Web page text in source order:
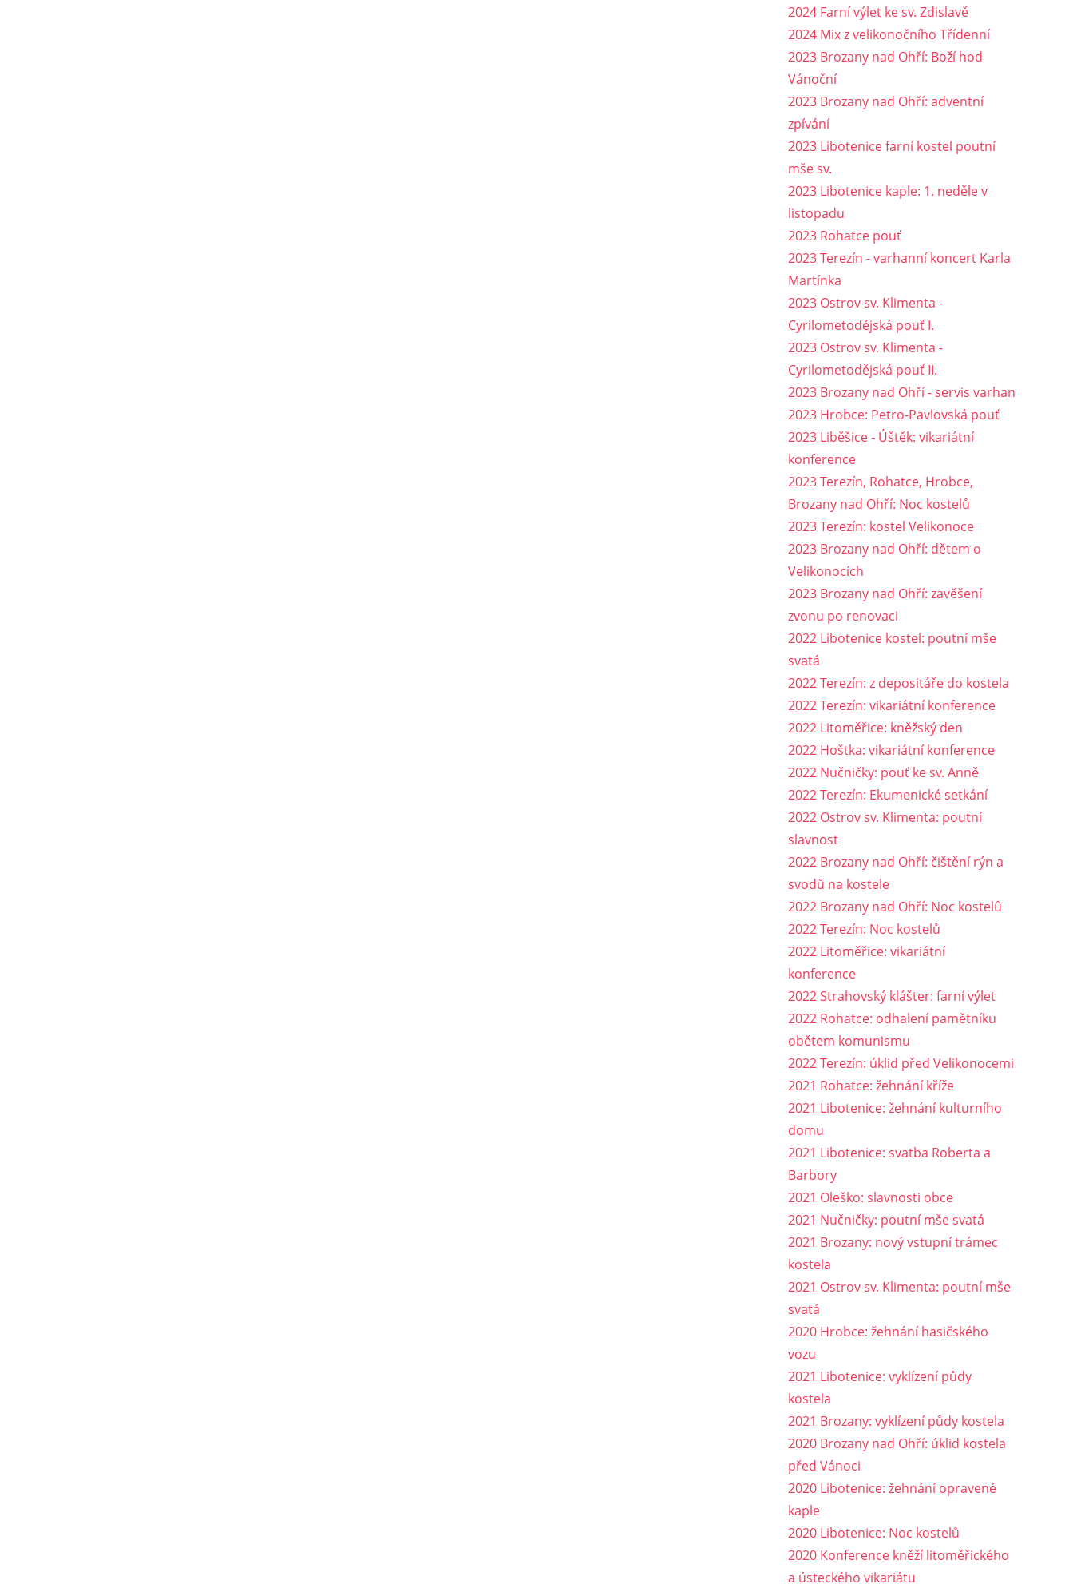
2024 Farní výlet ke sv. Zdislavě
2024 Mix z velikonočního Třídenní
2023 Brozany nad Ohří: Boží hod
Vánoční
2023 Brozany nad Ohří: adventní
zpívání
2023 Libotenice farní kostel poutní
mše sv.
2023 Libotenice kaple: 1. neděle v
listopadu
2023 Rohatce pouť
2023 Terezín - varhanní koncert Karla
Martínka
2023 Ostrov sv. Klimenta -
Cyrilometodějská pouť I.
2023 Ostrov sv. Klimenta -
Cyrilometodějská pouť II.
2023 Brozany nad Ohří - servis varhan
2023 Hrobce: Petro-Pavlovská pouť
2023 Liběšice - Úštěk: vikariátní
konference
2023 Terezín, Rohatce, Hrobce,
Brozany nad Ohří: Noc kostelů
2023 Terezín: kostel Velikonoce
2023 Brozany nad Ohří: dětem o
Velikonocích
2023 Brozany nad Ohří: zavěšení
zvonu po renovaci
2022 Libotenice kostel: poutní mše
svatá
2022 Terezín: z depositáře do kostela
2022 Terezín: vikariátní konference
2022 Litoměřice: kněžský den
2022 Hoštka: vikariátní konference
2022 Nučničky: pouť ke sv. Anně
2022 Terezín: Ekumenické setkání
2022 Ostrov sv. Klimenta: poutní
slavnost
2022 Brozany nad Ohří: čištění rýn a
svodů na kostele
2022 Brozany nad Ohří: Noc kostelů
2022 Terezín: Noc kostelů
2022 Litoměřice: vikariátní
konference
2022 Strahovský klášter: farní výlet
2022 Rohatce: odhalení pamětníku
obětem komunismu
2022 Terezín: úklid před Velikonocemi
2021 Rohatce: žehnání kříže
2021 Libotenice: žehnání kulturního
domu
2021 Libotenice: svatba Roberta a
Barbory
2021 Oleško: slavnosti obce
2021 Nučničky: poutní mše svatá
2021 Brozany: nový vstupní trámec
kostela
2021 Ostrov sv. Klimenta: poutní mše
svatá
2020 Hrobce: žehnání hasičského
vozu
2021 Libotenice: vyklízení půdy
kostela
2021 Brozany: vyklízení půdy kostela
2020 Brozany nad Ohří: úklid kostela
před Vánoci
2020 Libotenice: žehnání opravené
kaple
2020 Libotenice: Noc kostelů
2020 Konference kněží litoměřického
a ústeckého vikariátu